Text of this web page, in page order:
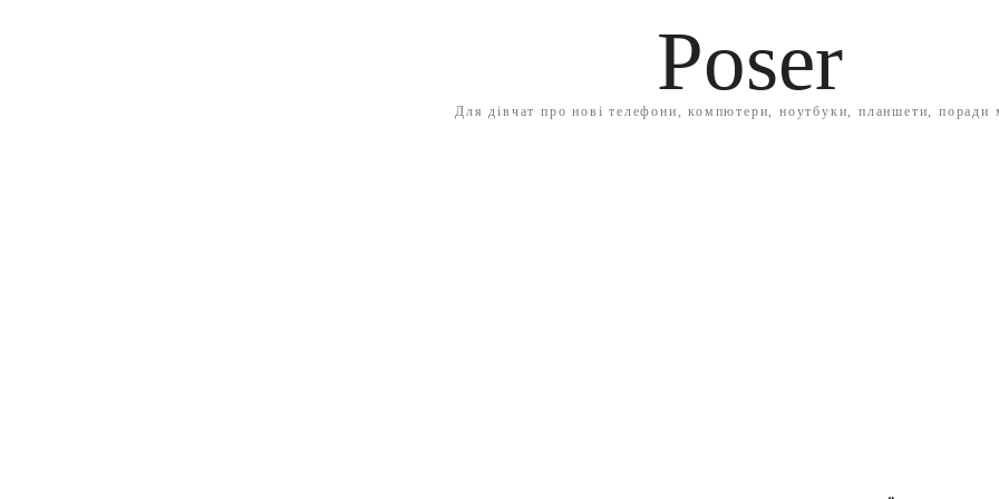
Poser
Для дівчат про нові телефони, компютери, ноутбуки, планшети, поради